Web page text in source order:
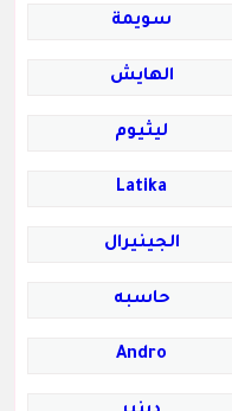
سويمة
الهايش
ليثيوم
Latika
الجينيرال
حاسبه
Andro